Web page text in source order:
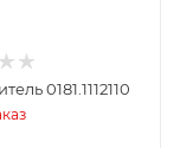
0181.1112110